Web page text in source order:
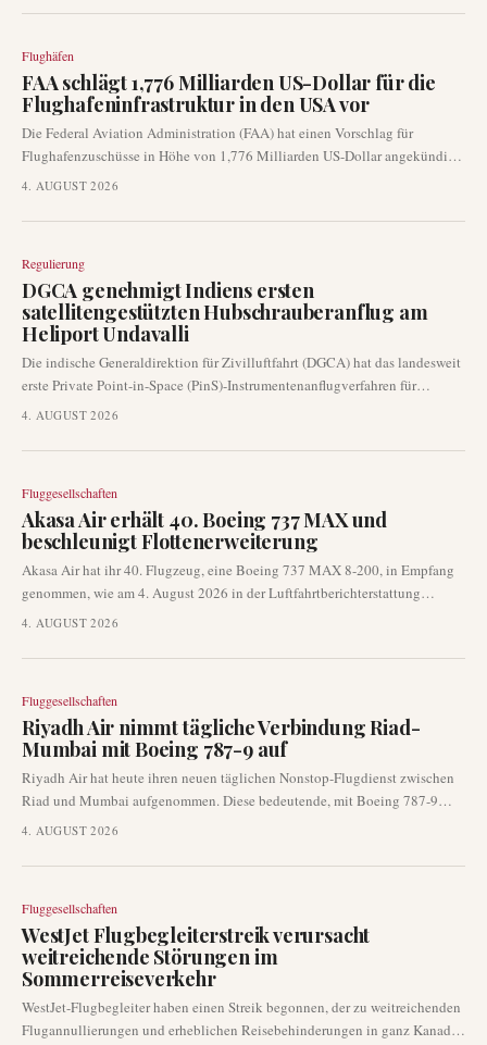
Flughäfen
FAA schlägt 1,776 Milliarden US-Dollar für die
Flughafeninfrastruktur in den USA vor
Die Federal Aviation Administration (FAA) hat einen Vorschlag für
Flughafenzuschüsse in Höhe von 1,776 Milliarden US-Dollar angekündigt,
die auf erhebliche Infrastrukturverbesserungen im ganzen Land abzielen.
und die allgemeine Flughafensicherheit verbessern und die
beeinflussen.
4. AUGUST 2026
Regulierung
DGCA genehmigt Indiens ersten
satellitengestützten Hubschrauberanflug am
Heliport Undavalli
Die indische Generaldirektion für Zivilluftfahrt (DGCA) hat das landesweit
erste Private Point-in-Space (PinS)-Instrumentenanflugverfahren für
Hubschrauber genehmigt. Diese bedeutende Entwicklung am Heliport
satellitengestützter Navigation durchzuführen, wodurch die Notwendigkeit
4. AUGUST 2026
Fluggesellschaften
Akasa Air erhält 40. Boeing 737 MAX und
beschleunigt Flottenerweiterung
Akasa Air hat ihr 40. Flugzeug, eine Boeing 737 MAX 8-200, in Empfang
genommen, wie am 4. August 2026 in der Luftfahrtberichterstattung
veröffentlicht wurde. Diese Lieferung von Seattle nach Bengaluru
Expansionstempo der Fluggesellschaft auf dem wettbewerbsintensiven
4. AUGUST 2026
Fluggesellschaften
Riyadh Air nimmt tägliche Verbindung Riad-
Mumbai mit Boeing 787-9 auf
Riyadh Air hat heute ihren neuen täglichen Nonstop-Flugdienst zwischen
Riad und Mumbai aufgenommen. Diese bedeutende, mit Boeing 787-9
Flugzeugen durchgeführte Route markiert eine wichtige Erweiterung des
Konnektivität zwischen dem Golf und Indien.
4. AUGUST 2026
Fluggesellschaften
WestJet Flugbegleiterstreik verursacht
weitreichende Störungen im
Sommerreiseverkehr
WestJet-Flugbegleiter haben einen Streik begonnen, der zu weitreichenden
Flugannullierungen und erheblichen Reisebehinderungen in ganz Kanada